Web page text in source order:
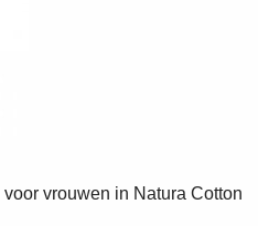
vrouwen in Natura Cotton